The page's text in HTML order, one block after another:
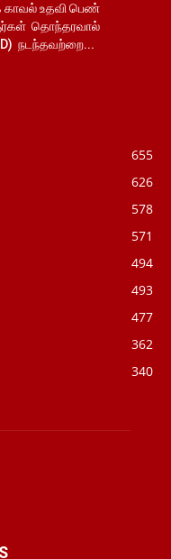
காவல் உதவி பெண்
தொந்தரவால்
நடந்தவற்றை...
655
626
578
571
494
493
477
362
340